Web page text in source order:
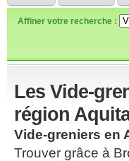
Affiner votre recherche :
Les Vide-
région
Vide-greniers en
Trouver grâce à